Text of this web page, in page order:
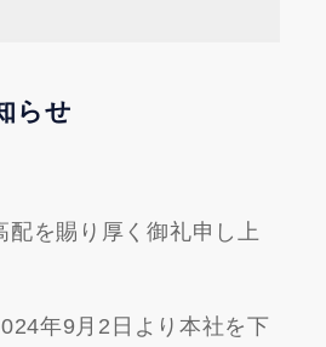
らせ
配を賜り厚く御礼申し上
年9月2日より本社を下